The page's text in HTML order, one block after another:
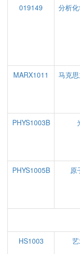
019149
分析
MARX1011
马克
PHYS1003B
PHYS1005B
原
HS1003